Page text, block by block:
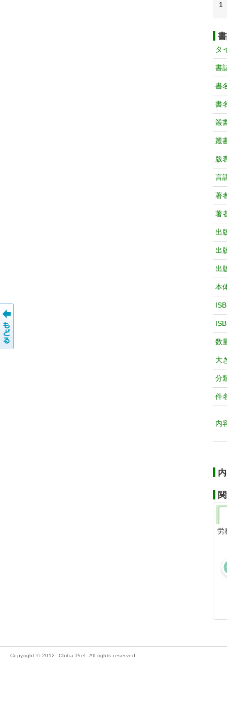
1
タ
書
書
書
叢
叢
版
言
著
著
出
出
出
本
数
大
分
件
内
労
Copyright © 2012- Chiba Pref. All rights reserved.